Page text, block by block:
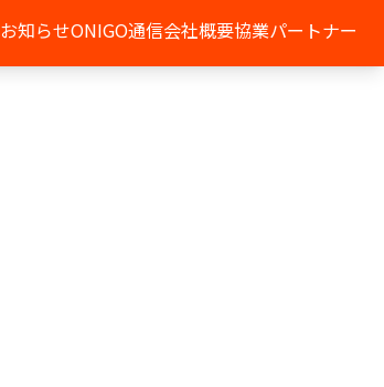
お知らせONIGO通信会社概要協業パートナー